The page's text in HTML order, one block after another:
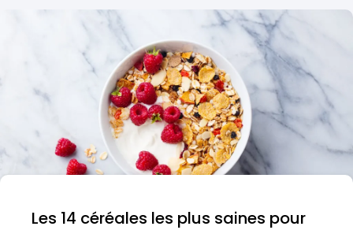
Les 14 céréales les plus saines pour